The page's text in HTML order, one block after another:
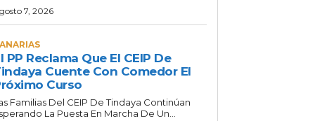
7, 2026
PP Reclama Que El CEIP De
Cuente Con Comedor El
Curso
Familias Del CEIP De Tindaya Continúan
La Puesta En Marcha De Un...